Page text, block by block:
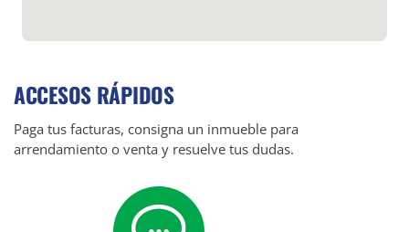
ACCESOS RÁPIDOS
Paga tus facturas, consigna un inmueble para
arrendamiento o venta y resuelve tus dudas.